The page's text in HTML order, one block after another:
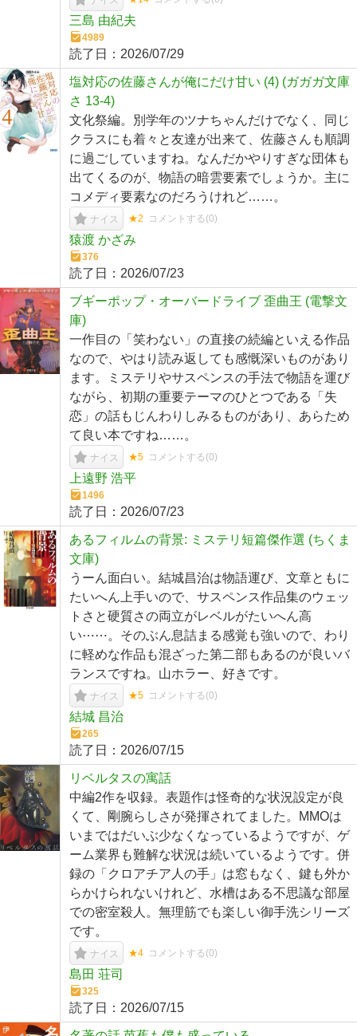
三島 由紀夫
4989
読了日： 2026/07/29
塩対応の佐藤さんが俺にだけ甘い (4) (ガガガ文庫
さ 13-4)
文化祭編。別学年のツナちゃんだけでなく、同じ
クラスにも着々と友達が出来て、佐藤さんも順調
に過ごしていますね。なんだかやりすぎな団体も
出てくるのが、物語の暗雲要素でしょうか。主に
コメディ要素なのだろうけれど……。
ナイス ★2 コメントする(0)
猿渡 かざみ
376
読了日： 2026/07/23
ブギーポップ・オーバードライブ 歪曲王 (電撃文
庫)
一作目の「笑わない」の直接の続編といえる作品
なので、やはり読み返しても感慨深いものがあり
ます。ミステリやサスペンスの手法で物語を運び
ながら、初期の重要テーマのひとつである「失
恋」の話もじんわりしみるものがあり、あらため
て良い本ですね……。
ナイス ★5 コメントする(0)
上遠野 浩平
1496
読了日： 2026/07/23
あるフィルムの背景: ミステリ短篇傑作選 (ちくま
文庫)
うーん面白い。結城昌治は物語運び、文章ともに
たいへん上手いので、サスペンス作品集のウェッ
トさと硬質さの両立がレベルがたいへん高
い⋯⋯。そのぶん息詰まる感覚も強いので、わり
に軽めな作品も混ざった第二部もあるのが良いバ
ランスですね。山ホラー、好きです。
ナイス ★5 コメントする(0)
結城 昌治
265
読了日： 2026/07/15
リベルタスの寓話
中編2作を収録。表題作は怪奇的な状況設定が良
くて、剛腕らしさが発揮されてました。MMOは
いまではだいぶ少なくなっているようですが、ゲ
ーム業界も難解な状況は続いているようです。併
録の「クロアチア人の手」は窓もなく、鍵も外か
らかけられないけれど、水槽はある不思議な部屋
での密室殺人。無理筋でも楽しい御手洗シリーズ
です。
ナイス ★4 コメントする(0)
島田 荘司
325
読了日： 2026/07/15